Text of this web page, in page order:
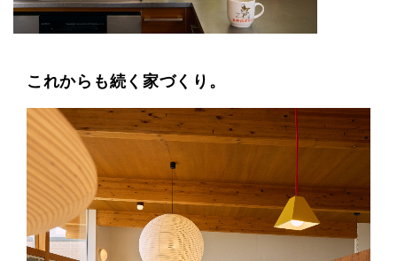
これからも続く家づくり。